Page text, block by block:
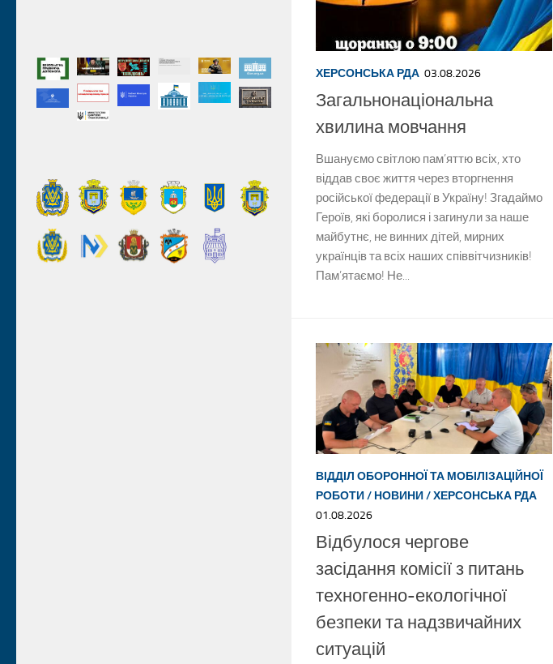
ХЕРСОНСЬКА РДА 03.08.2026
Загальнонаціональна
хвилина мовчання
Вшануємо світлою пам’яттю всіх, хто
віддав своє життя через вторгнення
російської федерації в Україну! Згадаймо
Героїв, які боролися і загинули за наше
майбутнє, не винних дітей, мирних
українців та всіх наших співвітчизників!
Пам’ятаємо! Не...
ВІДДІЛ ОБОРОННОЇ ТА МОБІЛІЗАЦІЙНОЇ
РОБОТИ/ НОВИНИ/ХЕРСОНСЬКА РДА
01.08.2026
Відбулося чергове
засідання комісії з питань
техногенно-екологічної
безпеки та надзвичайних
ситуацій